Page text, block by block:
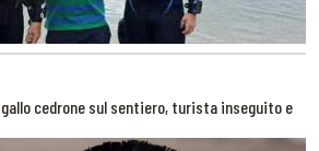
cedrone sul sentiero, turista inseguito e